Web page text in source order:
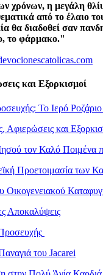
χρόνων, η μεγάλη
από το έλαιο
θα διαδοθεί σαν
το φάρμακο."
και Εξορκισμοί
Το Ιερό Ροζάριο
Αφιερώσεις και
τον Καλό Ποιμένα
Προετοιμασία των
Οικογενειακού
Αποκαλύψεις
του Jacarei